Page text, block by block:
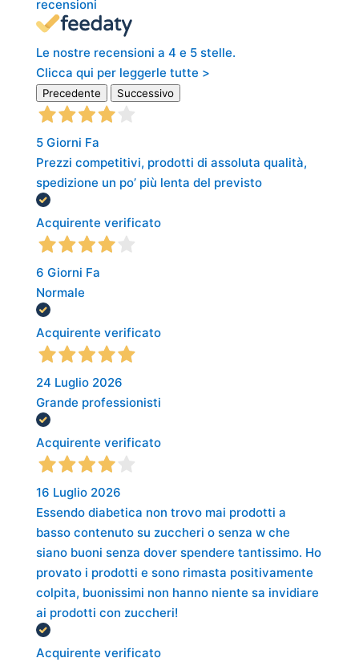
recensioni
Le nostre recensioni a 4 e 5 stelle.
Clicca qui per leggerle tutte >
Precedente Successivo
5 Giorni Fa
Prezzi competitivi, prodotti di assoluta qualità,
spedizione un po’ più lenta del previsto
Acquirente verificato
6 Giorni Fa
Normale
Acquirente verificato
24 Luglio 2026
Grande professionisti
Acquirente verificato
16 Luglio 2026
Essendo diabetica non trovo mai prodotti a
basso contenuto su zuccheri o senza w che
siano buoni senza dover spendere tantissimo. Ho
provato i prodotti e sono rimasta positivamente
colpita, buonissimi non hanno niente sa invidiare
ai prodotti con zuccheri!
Acquirente verificato